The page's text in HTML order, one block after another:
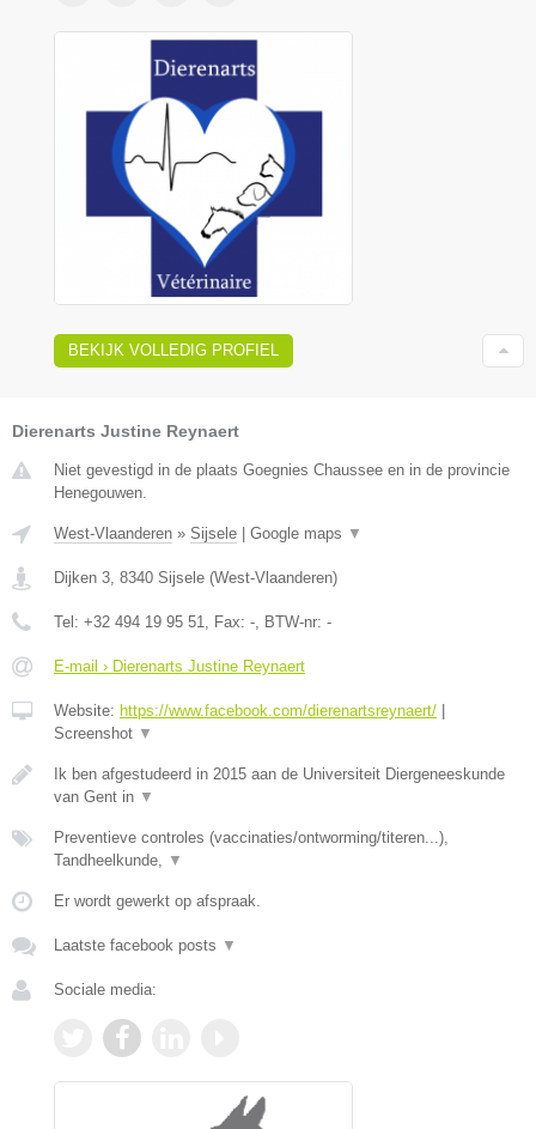
BEKIJK VOLLEDIG PROFIEL
Dierenarts Justine Reynaert
Niet gevestigd in de plaats Goegnies Chaussee en in de provincie
Henegouwen.
West-Vlaanderen » Sijsele Google maps ▼
Dijken 3, 8340 Sijsele (West-Vlaanderen)
Tel: +32 494 19 95 51, Fax: -, BTW-nr: -
E-mail › Dierenarts Justine Reynaert
Website: https://www.facebook.com/dierenartsreynaert/
Screenshot ▼
Ik ben afgestudeerd in 2015 aan de Universiteit Diergeneeskunde
van Gent in ▼
Preventieve controles (vaccinaties/ontworming/titeren...),
Tandheelkunde, ▼
Er wordt gewerkt op afspraak.
Laatste facebook posts ▼
Sociale media: